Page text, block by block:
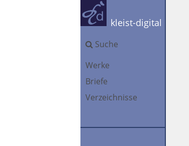
kleist-digital
Suche
Werke
Briefe
Verzeichnisse